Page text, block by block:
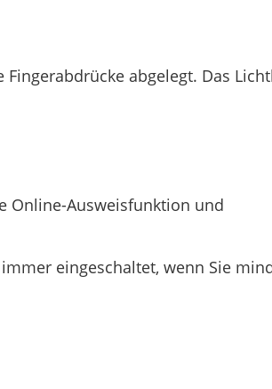
abgelegt. Das
Online-Ausweisfunktion und
eingeschaltet, wenn Sie